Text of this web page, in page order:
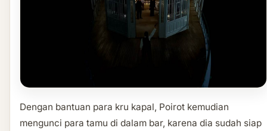
Dengan bantuan para kru kapal, Poirot kemudian
mengunci para tamu di dalam bar, karena dia sudah siap